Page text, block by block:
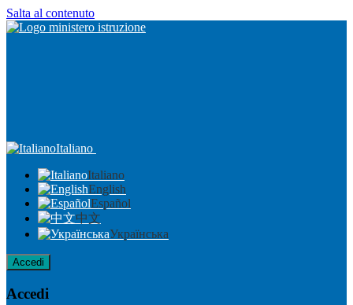
Salta al contenuto
Italiano
Italiano
English
Español
中文
Українська
Accedi
Accedi